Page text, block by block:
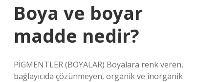
Boya ve boyar
madde nedir?
PİGMENTLER (BOYALAR) Boyalara renk veren,
bağlayıcıda çözünmeyen, organik ve inorganik